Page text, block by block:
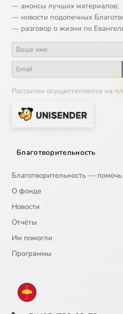
— анонсы лучших материалов;
— новости подопечных
— разговор о жизни по
Рассылки осуществляются на
Благотворительность
Благотворительность —
О фонде
Новости
Отчёты
Им помогли
Программы